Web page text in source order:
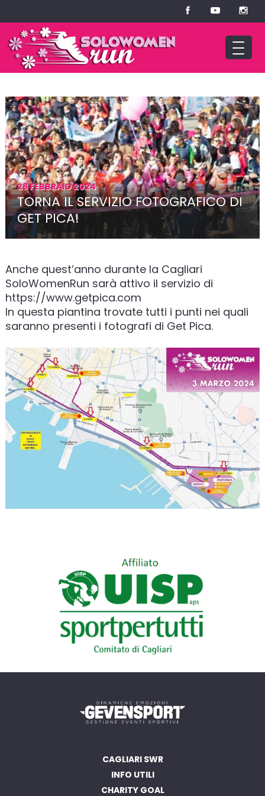
28 FEBBRAIO 2024
TORNA IL SERVIZIO FOTOGRAFICO DI
GET PICA!
Anche quest’anno durante la Cagliari
SoloWomenRun sarà attivo il servizio di
https://www.getpica.com
In questa piantina trovate tutti i punti nei quali
saranno presenti i fotografi di Get Pica.
CAGLIARI SWR
INFO UTILI
CHARITY GOAL